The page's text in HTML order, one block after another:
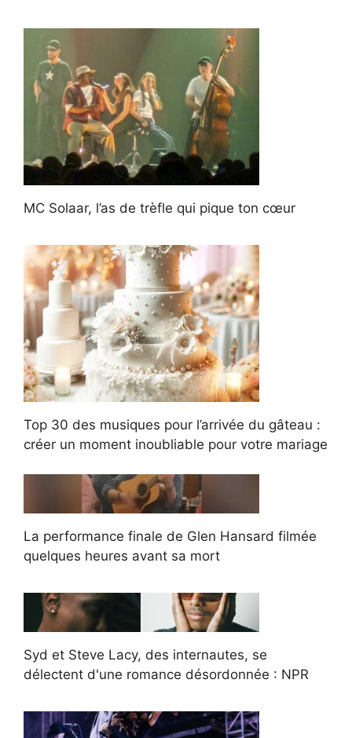
MC Solaar, l’as de trèfle qui pique ton cœur
Top 30 des musiques pour l’arrivée du gâteau :
créer un moment inoubliable pour votre mariage
La performance finale de Glen Hansard filmée
quelques heures avant sa mort
Syd et Steve Lacy, des internautes, se
délectent d'une romance désordonnée : NPR